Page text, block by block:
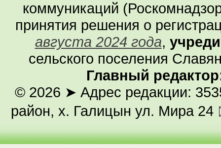
коммуникаций
принятия решения о
августа 2024 года,
сельского поселения
Главный
© 2026 ➤ Адрес редакции:
район, х. Галицын ул. Мира